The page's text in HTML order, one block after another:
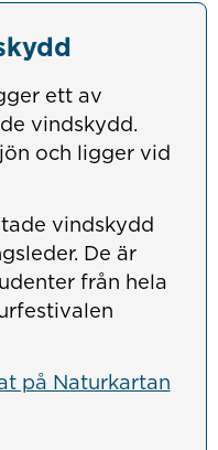
ett av
vindskydd.
och ligger vid
vindskydd
De är
från hela
på Naturkartan